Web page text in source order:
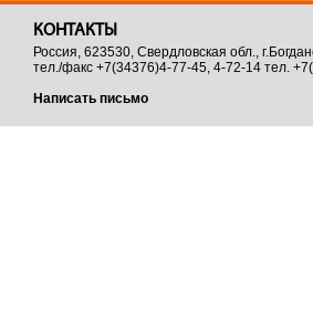
КОНТАКТЫ
Россия, 623530, Свердловская обл.,
тел./факс +7(34376)4-77-45, 4-72-14 тел.
Написать письмо